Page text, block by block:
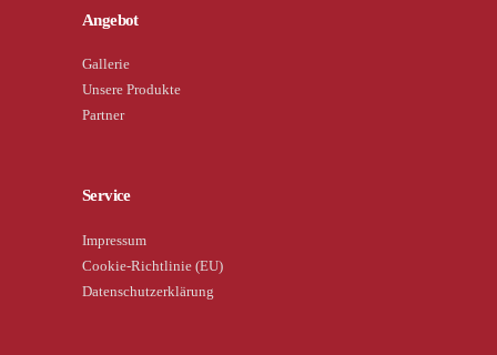
Angebot
Gallerie
Unsere Produkte
Partner
Service
Impressum
Cookie-Richtlinie (EU)
Datenschutzerklärung